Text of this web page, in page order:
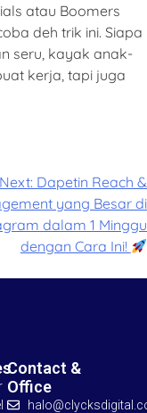
atau Boomers
deh trik ini. Siapa
seru, kayak anak-
kerja, tapi juga
Next: Dapetin Reach &
yang Besar di
dalam 1 Minggu
dengan Cara Ini!
Contact &
Office